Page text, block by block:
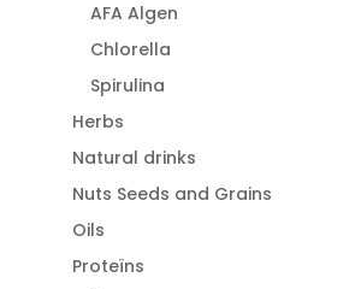
AFA Algen
Chlorella
Spirulina
Herbs
Natural drinks
Nuts Seeds and Grains
Oils
Proteïns